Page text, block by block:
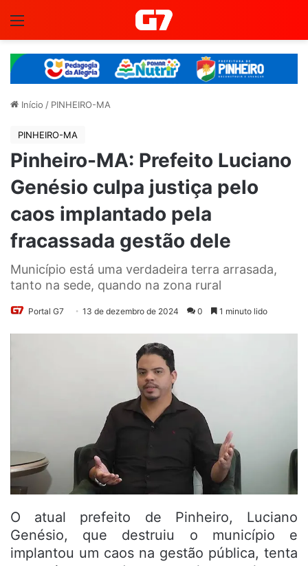
Início / PINHEIRO-MA
PINHEIRO-MA
Pinheiro-MA: Prefeito Luciano
Genésio culpa justiça pelo
caos implantado pela
fracassada gestão dele
Município está uma verdadeira terra arrasada,
tanto na sede, quando na zona rural
Portal G7 13 de dezembro de 2024 0 1 minuto lido
O atual prefeito de Pinheiro, Luciano
Genésio, que destruiu o município e
implantou um caos na gestão pública, tenta